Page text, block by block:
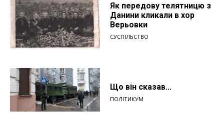
Як передову телятницю з
Данини кликали в хор
Верьовки
СУСПІЛЬСТВО
Що він сказав...
ПОЛІТИКУМ